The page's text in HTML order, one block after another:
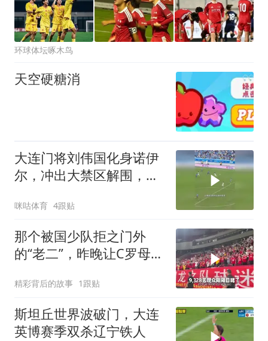
环球体坛啄木鸟
天空硬糖消
大连门将刘伟国化身诺伊
尔，冲出大禁区解围，大
咪咕体育 4跟贴
那个被国少队拒之门外
的“老二”，昨晚让C罗母队
精彩背后的故事 1跟贴
斯坦丘世界波破门，大连
英博赛季双杀辽宁铁人